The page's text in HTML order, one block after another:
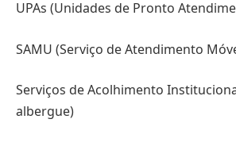
UPAs (Unidades de Pronto
SAMU (Serviço de Atendimento
Serviços de Acolhimento
albergue)